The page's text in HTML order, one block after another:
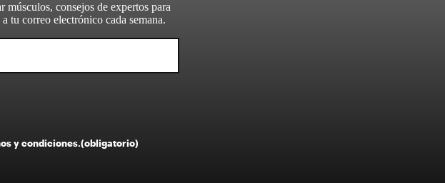
músculos, consejos de expertos para
tu correo electrónico cada semana.
y condiciones .(obligatorio)